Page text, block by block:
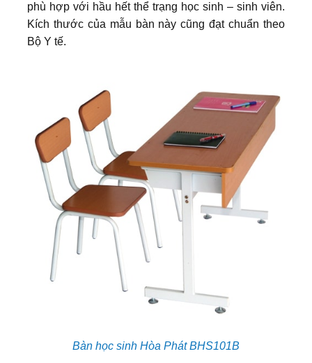
phù hợp với hầu hết thể trạng học sinh – sinh viên.
Kích thước của mẫu bàn này cũng đạt chuẩn theo
Bộ Y tế.
Bàn học sinh Hòa Phát BHS101B